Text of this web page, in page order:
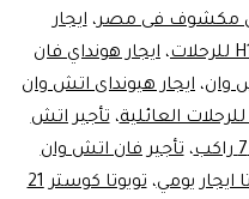
عائليمكشوف فى مصر،ايجار
، ايجار هونداي فان
وان، ايجار هيونداى اتش وان
،تأجير اتش
،تأجير فان اتش وان
ايجار يومي،
تويوتا كوستر 21